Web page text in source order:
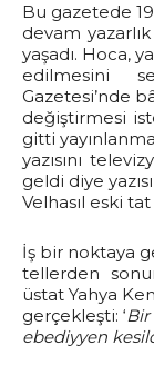
Bu gazetede
devam
yaşadı. Hoca,
edilmesini
Gazetesi’nde
değiştirmesi
gitti
yazısını
geldi diye
Velhasıl eski
İş bir noktaya
tellerden
üstat Yahya
gerçekleşti: ‘
ebediyyen